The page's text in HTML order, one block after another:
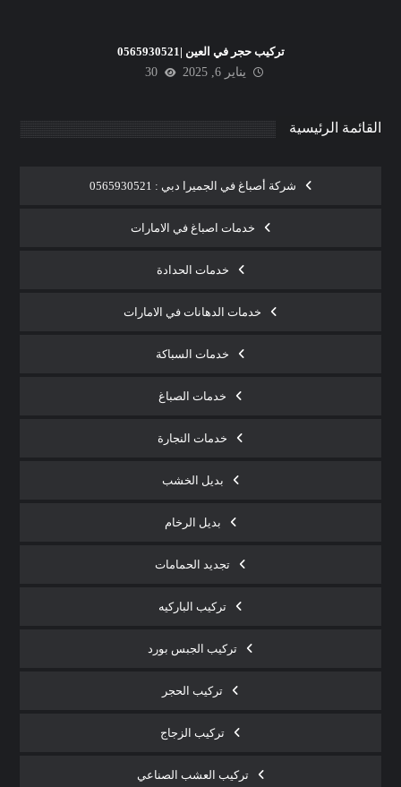
تركيب حجر في العين |0565930521
يناير 6, 2025
30
القائمة الرئيسية
شركة أصباغ في الجميرا دبي : 0565930521
خدمات اصباغ في الامارات
خدمات الحدادة
خدمات الدهانات في الامارات
خدمات السباكة
خدمات الصباغ
خدمات النجارة
بديل الخشب
بديل الرخام
تجديد الحمامات
تركيب الباركيه
تركيب الجبس بورد
تركيب الحجر
تركيب الزجاج
تركيب العشب الصناعي